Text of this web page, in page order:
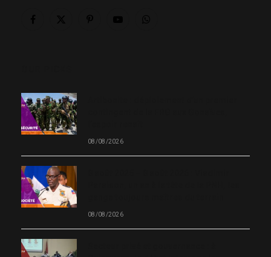
08/08/2026
08/08/2026